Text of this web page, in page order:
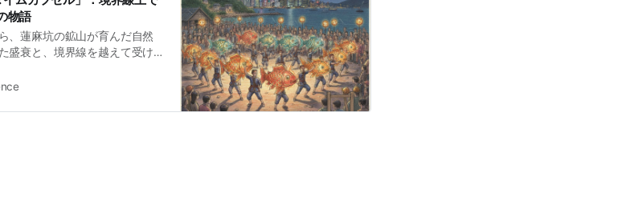
物語
、蓮麻坑の鉱山が育んだ自然
盛衰と、境界線を越えて受け
らせます。かつて人々を隔
を「つなぐ」架け橋へと、そ